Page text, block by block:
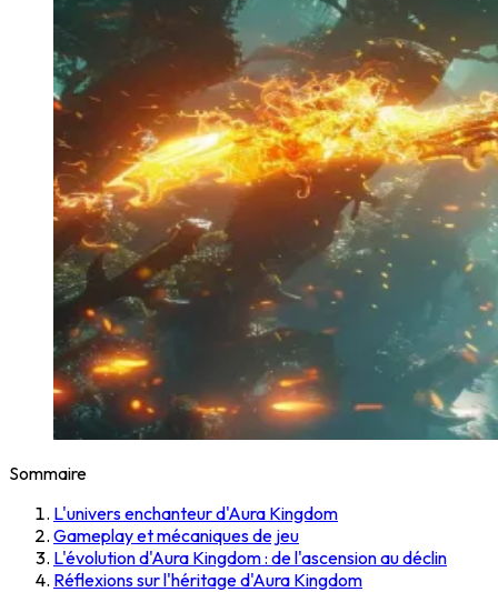
Sommaire
L'univers enchanteur d'Aura Kingdom
Gameplay et mécaniques de jeu
L'évolution d'Aura Kingdom : de l'ascension au déclin
Réflexions sur l'héritage d'Aura Kingdom